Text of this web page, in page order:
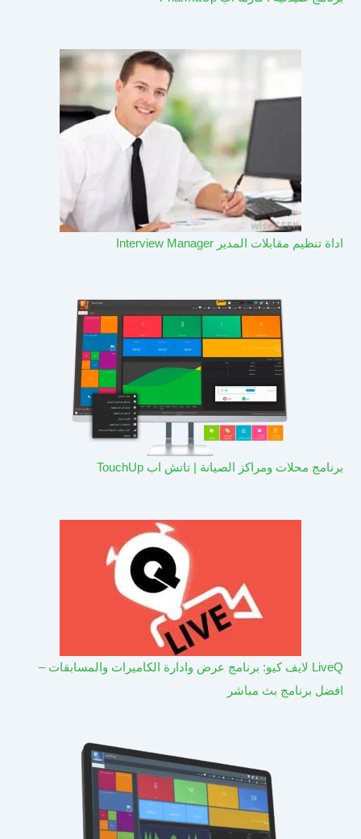
اداة تنظيم مقابلات المدير Interview Manager
برنامج محلات ومراكز الصيانة | تاتش اب TouchUp
LiveQ لايف كيو: برنامج عرض وادارة الكاميرات والمسابقات –
افضل برنامج بث مباشر